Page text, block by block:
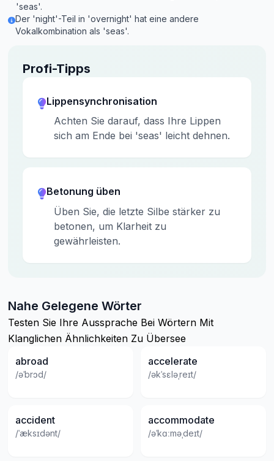
'seas'.
Der 'night'-Teil in 'overnight' hat eine andere
Vokalkombination als 'seas'.
Profi-Tipps
Lippensynchronisation
Achten Sie darauf, dass Ihre Lippen
sich am Ende bei 'seas' leicht dehnen.
Betonung üben
Üben Sie, die letzte Silbe stärker zu
betonen, um Klarheit zu
gewährleisten.
Nahe Gelegene Wörter
Testen Sie Ihre Aussprache Bei Wörtern Mit
Klanglichen Ähnlichkeiten Zu Übersee
abroad
/əˈbrɔd/
accelerate
/əkˈsɛləˌreɪt/
accident
/ˈæksɪdənt/
accommodate
/əˈkɑːməˌdeɪt/